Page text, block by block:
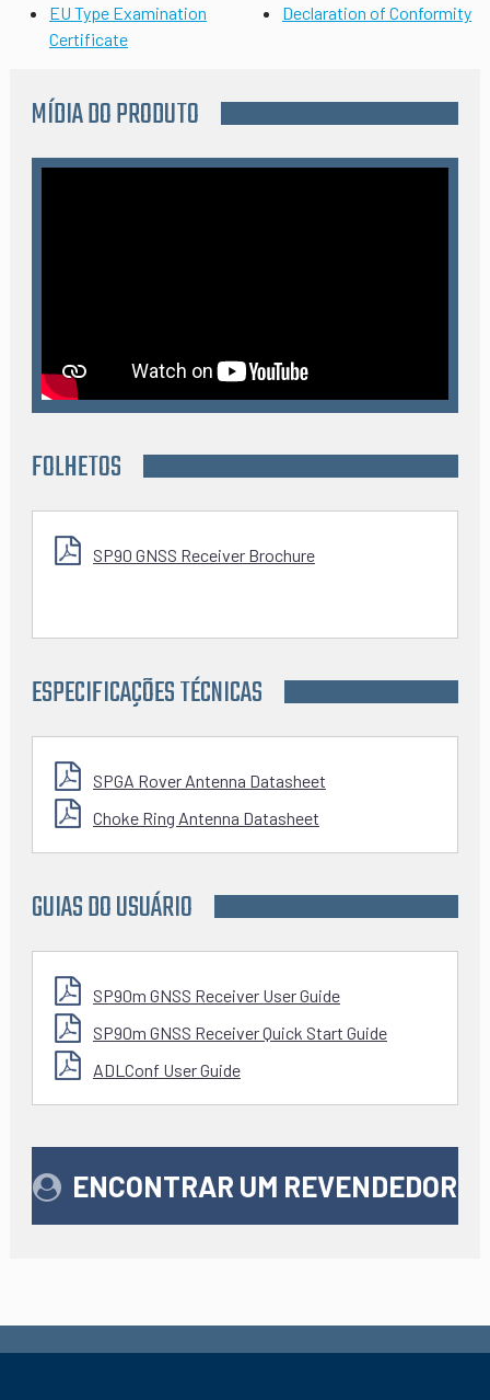
EU Type Examination
Certificate
Declaration of Conformity
MÍDIA DO PRODUTO
FOLHETOS
SP90 GNSS Receiver Brochure
ESPECIFICAÇÕES TÉCNICAS
SPGA Rover Antenna Datasheet
Choke Ring Antenna Datasheet
GUIAS DO USUÁRIO
SP90m GNSS Receiver User Guide
SP90m GNSS Receiver Quick Start Guide
ADLConf User Guide
ENCONTRAR UM REVENDEDOR